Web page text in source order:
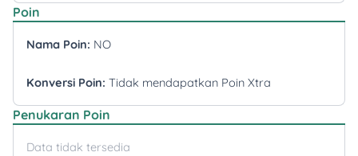
Poin
Nama Poin: NO
Konversi Poin: Tidak mendapatkan Poin Xtra
Penukaran Poin
Data tidak tersedia